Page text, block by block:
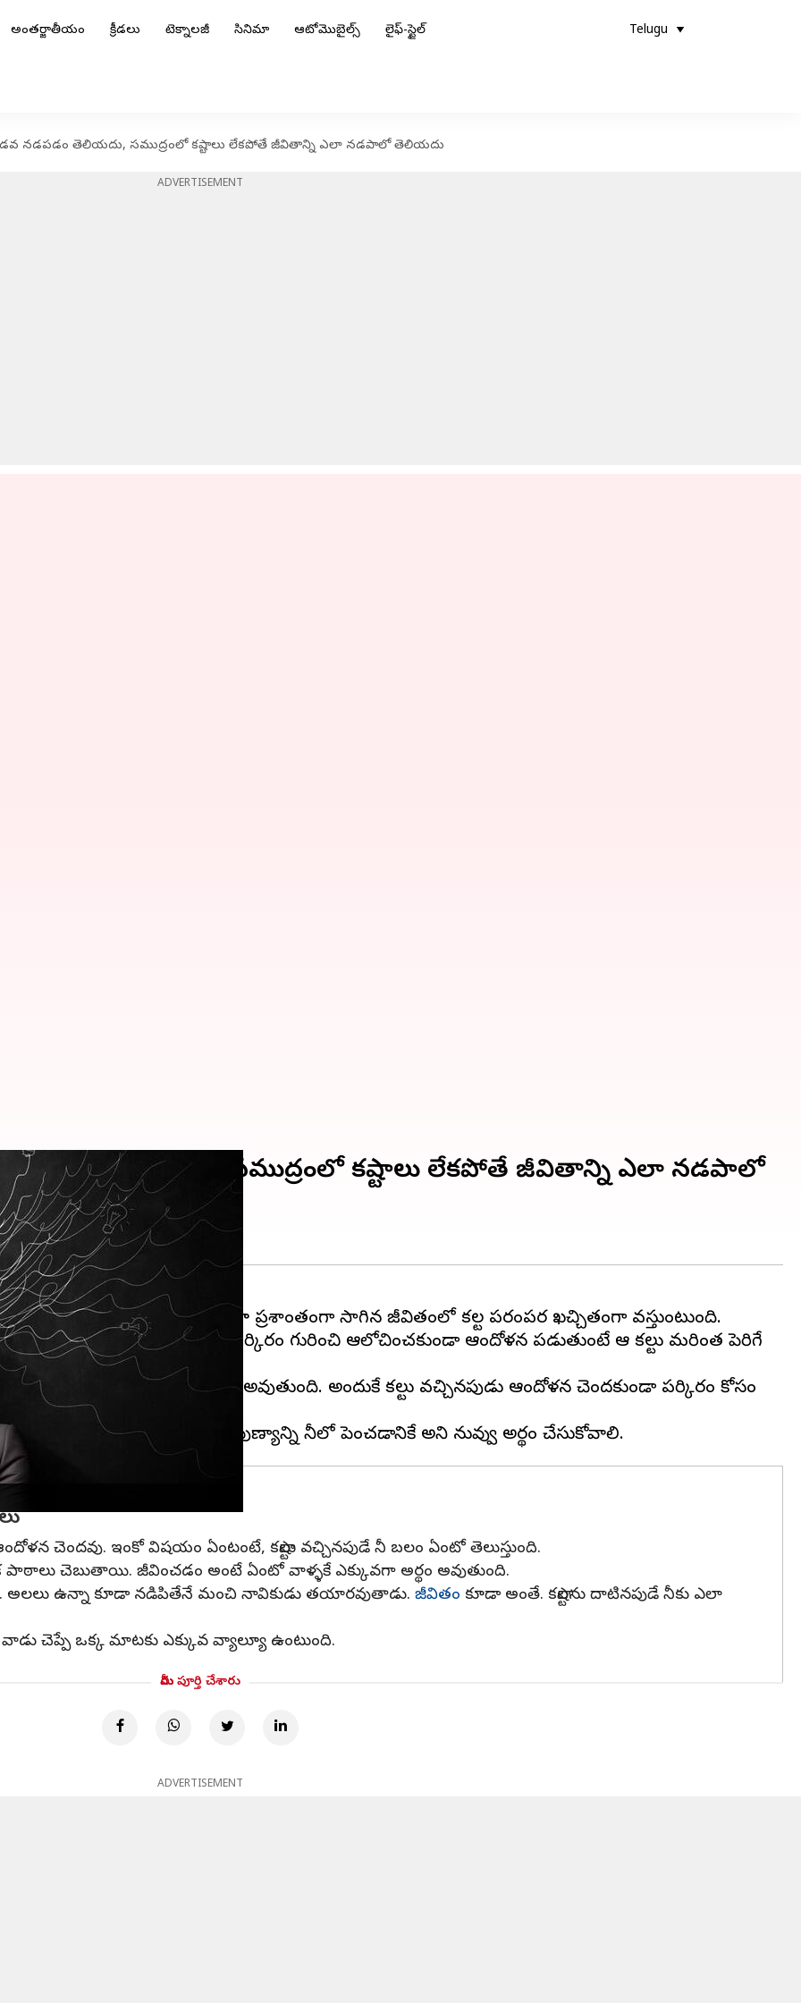
అంతర్జాతీయం క్రీడలు టెక్నాలజీ సినిమా ఆటోమొబైల్స్ లైఫ్-స్టైల్ Telugu
నడపడం తెలియదు, సముద్రంలో కష్టాలు లేకపోతే జీవితాన్ని ఎలా నడపాలో తెలియదు
ADVERTISEMENT
నడపడం తెలియదు, సముద్రంలో కష్టాలు లేకపోతే జీవితాన్ని ఎలా నడపాలో
అనుకుంటారు. అప్పటివరకూ ప్రశాంతంగా సాగిన జీవితంలో కష్టాల పరంపర ఖచ్చితంగా వస్తుంటుంది.
వాటిని పట్టించుకుని పరిష్కారం గురించి ఆలోచించకుండా ఆందోళన పడుతుంటే ఆ కష్టాలు మరింత పెరిగే
అన్యాయం చేసినట్టు అవుతుంది. అందుకే కష్టాలు వచ్చినపుడు ఆందోళన చెందకుండా పరిష్కారం కోసం
ఆందోళన చెందవు. ఇంకో విషయం ఏంటంటే, కష్టాలు వచ్చినపుడే నీ బలం ఏంటో తెలుస్తుంది.
చెబుతాయి. జీవించడం అంటే ఏంటో వాళ్ళకే ఎక్కువగా అర్థం అవుతుంది.
అలలు ఉన్నా కూడా నడిపితేనే మంచి నావికుడు తయారవుతాడు. జీవితం కూడా అంతే. కష్టాలను దాటినపుడే నీకు ఎలా
చెప్పే ఒక్క మాటకు ఎక్కువ వ్యాల్యూ ఉంటుంది.
మీరు పూర్తి చేశారు
ADVERTISEMENT